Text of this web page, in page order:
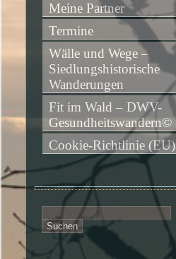
Meine Partner
Termine
Wälle und Wege –
Siedlungshistorische
Wanderungen
Fit im Wald – DWV-
Gesundheitswandern©
Cookie-Richtlinie (EU)
nach: